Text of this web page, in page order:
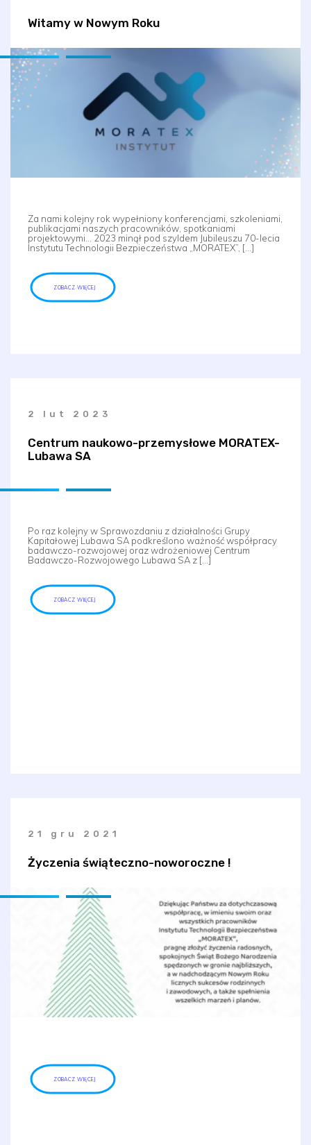
Witamy w Nowym Roku
Za nami kolejny rok wypełniony konferencjami, szkoleniami,
publikacjami naszych pracowników, spotkaniami
projektowymi… 2023 minął pod szyldem Jubileuszu 70-lecia
Instytutu Technologii Bezpieczeństwa „MORATEX”, […]
ZOBACZ WIĘCEJ
2 lut 2023
Centrum naukowo-przemysłowe MORATEX-
Lubawa SA
Po raz kolejny w Sprawozdaniu z działalności Grupy
Kapitałowej Lubawa SA podkreślono ważność współpracy
badawczo-rozwojowej oraz wdrożeniowej Centrum
Badawczo-Rozwojowego Lubawa SA z […]
ZOBACZ WIĘCEJ
21 gru 2021
Życzenia świąteczno-noworoczne !
ZOBACZ WIĘCEJ